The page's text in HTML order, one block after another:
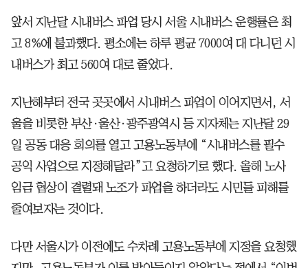
앞서 지난달 시내버스 파업 당시 서울 시내버스 운행률은 최
고 8%에 불과했다. 평소에는 하루 평균 7000여 대 다니던 시
내버스가 최고 560여 대로 줄었다.
지난해부터 전국 곳곳에서 시내버스 파업이 이어지면서, 서
울을 비롯한 부산·울산·광주광역시 등 지자체는 지난달 29
일 공동 대응 회의를 열고 고용노동부에 “시내버스를 필수
공익 사업으로 지정해달라”고 요청하기로 했다. 올해 노사
임금 협상이 결렬돼 노조가 파업을 하더라도 시민들 피해를
줄여보자는 것이다.
다만 서울시가 이전에도 수차례 고용노동부에 지정을 요청했